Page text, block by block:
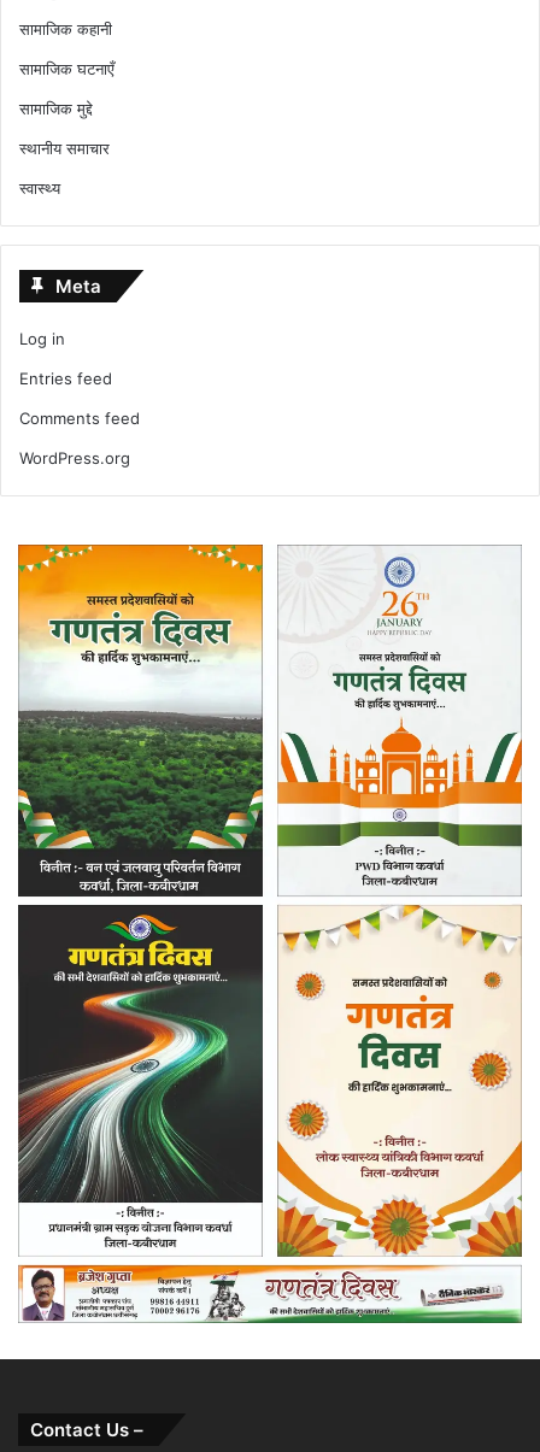
सामाजिक कहानी
सामाजिक घटनाएँ
सामाजिक मुद्दे
स्थानीय समाचार
स्वास्थ्य
Meta
Log in
Entries feed
Comments feed
WordPress.org
Contact Us –